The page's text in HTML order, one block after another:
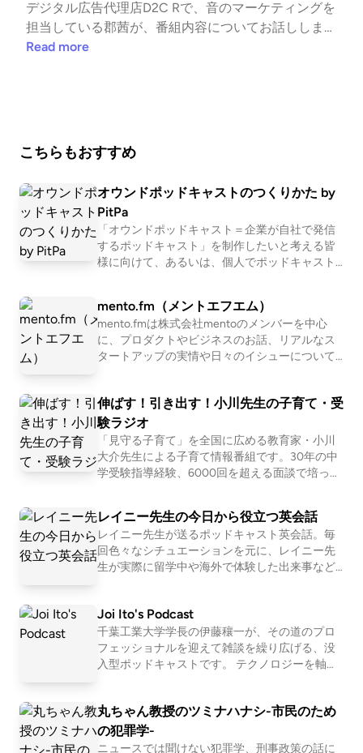
ミヨリ ＜音マーケティング (note)＞ https://note.co
m/d2cradmimi/ See Privacy Policy at https://art19.co
m/privacy and California Privacy Notice at https://art1
デジタル広告代理店D2C Rで、音のマーケティングを
担当している郡茜が、番組内容についてお話ししま
す。 ＜トークテーマ＞ ・「耳ヨリな音の話-音マーケ
and California Privacy Notice at https://art19.com/priv
acy#do-not-sell-my-info.
Read more
こちらもおすすめ
オウンドポッドキャストのつくりかた by
PitPa
「オウンドポッドキャスト＝企業が自社で発信
するポッドキャスト」を制作したいと考える皆
様に向けて、あるいは、個人でポッドキャスト
わかりやすくお伝えしていきます。番組ホスト
を務めるのは、PitPaでポッドキャスト番組のプ
ロデューサーを務める鈴木悠平と、個人でポッ
ドキャストを配信しているコラムニストのりょ
いてのトピックを二人の会話を通じてご紹介し
ます。▼ホストりょかち（https://twitter.com/r
yokachii）鈴木悠平（https://twitter.com/heyyo
uyuheisake）▼制作株式会社PitPa▼SNSハッシ
ュタグ#オウンドポッドキャスト▼メッセージフ
よりお問い合わせください。https://pitpa.cc/3Ie
moBk
mento.fm（メントエフエム）
mento.fmは株式会社mentoのメンバーを中心
に、プロダクトやビジネスのお話、リアルなス
タートアップの実情や日々のイシューについて
て知ってもらえるよう、カジュアルな雰囲気で
お話していきます。パーソナル・コーチングサ
ービスmento（メント）：https://mento.jp/men
to採用ページ：https://recruit.mento.co.jp/
伸ばす！引き出す！小川先生の子育て・受
験ラジオ
「見守る子育て」を全国に広める教育家・小川
大介先生による子育て情報番組です。30年の中
学受験指導経験、6000回を超える面談で培った
に関する著書も20冊を超える小川先生ならでは
の、子育て術や学習ノウハウ、最新の受験情報
を、未就学児・小学生の親御様にお届けしま
す。＜小川大介プロフィール＞https://lit.link/og
p://bit.ly/36g57VN＜制作＞出演：小川大介先生
MC・プロデューサー：富山真明制作：株式会社
PitPa
レイニー先生の今日から役立つ英会話
レイニー先生が送るポッドキャスト英会話。毎
回色々なシチュエーションを元に、レイニー先
生が実際に留学中や海外で体験した出来事など
eでチェックできます。https://bit.ly/3s46eB4～
レイニー先生の英語コンテンツ～■イングリッシ
ュ∙パートナーズの無料体験レッスンhttps://bit.l
y/2MrOaxt■英会話学習アプリ 動画で簡単英会
UaVh1l
Joi Ito's Podcast
千葉工業大学学長の伊藤穰一が、その道のプロ
フェッショナルを迎えて雑談を繰り広げる、没
入型ポッドキャストです。 テクノロジーを軸
見」する感覚でお楽しみください。 【質問フォ
ーム】 「これって、いったいどうなっている
の？」「〇〇についてよく分からないので、解
丸ちゃん教授のツミナハナシ-市民のため
の犯罪学-
ニュースでは聞けない犯罪学、刑事政策の話に